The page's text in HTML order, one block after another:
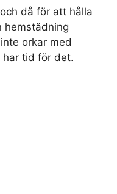
då för att hålla
hemstädning
orkar med
har tid för det.